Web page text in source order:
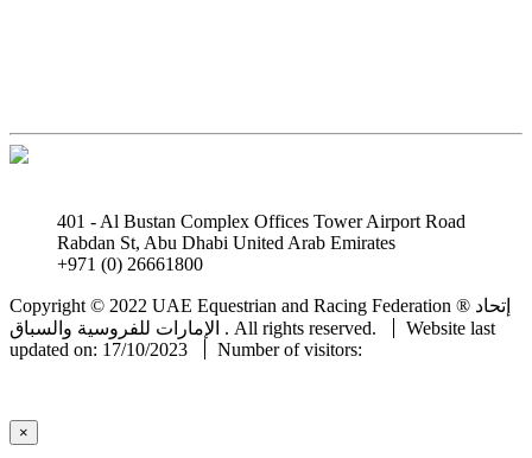
401 - Al Bustan Complex Offices Tower Airport Road
Rabdan St, Abu Dhabi United Arab Emirates
+971 (0) 26661800
Copyright © 2022 UAE Equestrian and Racing Federation ® إتحاد
الإمارات للفروسية والسباق . All rights reserved.
Website last
updated on: 17/10/2023
Number of visitors:
×